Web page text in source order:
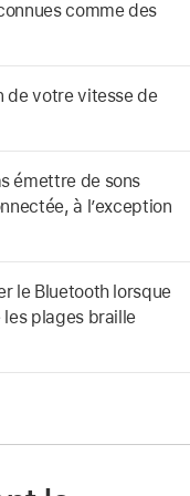
comme des
de votre vitesse de
émettre de sons
à l’exception
le Bluetooth lorsque
plages braille